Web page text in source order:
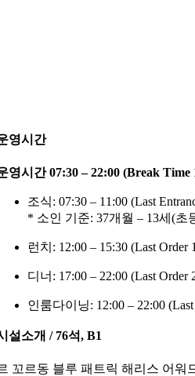
영시간
영시간 07:30 – 22:00 (Break Time
조식: 07:30 – 11:00 (Last
* 소인 기준: 37개월 – 13세(초
런치: 12:00 – 15:30 (Last Order
디너: 17:00 – 22:00 (Last Order
인룸다이닝: 12:00 – 22:00
설소개 / 76석, B1
꼬르동 블루 패트릭 해리스 어워